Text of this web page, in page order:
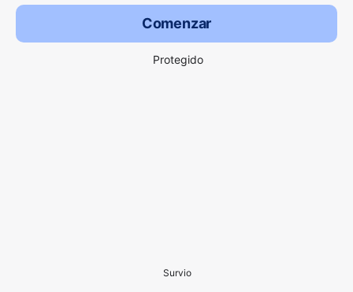
Comenzar
Protegido
Survio